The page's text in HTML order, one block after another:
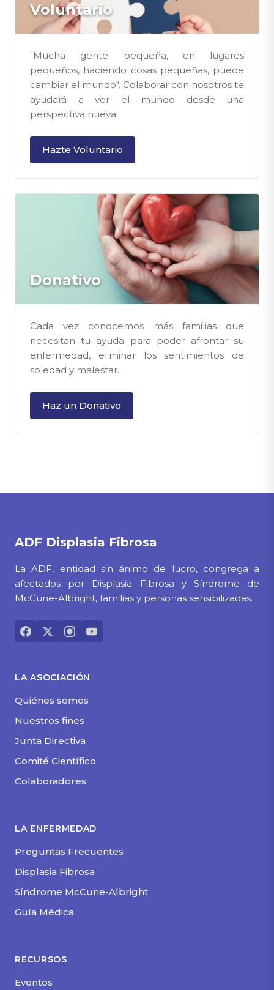
Voluntario
"Mucha gente pequeña, en lugares
pequeños, haciendo cosas pequeñas, puede
cambiar el mundo". Colaborar con nosotros te
ayudará a ver el mundo desde una
perspectiva nueva.
Hazte Voluntario
Donativo
Cada vez conocemos más familias que
necesitan tu ayuda para poder afrontar su
enfermedad, eliminar los sentimientos de
soledad y malestar.
Haz un Donativo
ADF Displasia Fibrosa
La ADF, entidad sin ánimo de lucro, congrega a
afectados por Displasia Fibrosa y Síndrome de
McCune-Albright, familias y personas sensibilizadas.
LA ASOCIACIÓN
Quiénes somos
Nuestros fines
Junta Directiva
Comité Científico
Colaboradores
LA ENFERMEDAD
Preguntas Frecuentes
Displasia Fibrosa
Síndrome McCune-Albright
Guía Médica
RECURSOS
Eventos